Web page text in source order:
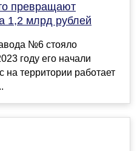
превращают
1,2 млрд рублей
№6 стояло
году его начали
на территории работает